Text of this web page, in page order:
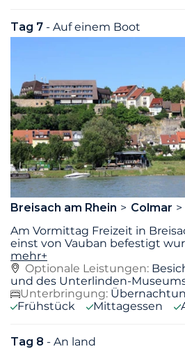
Tag 7 - Auf einem Boot
Breisach am Rhein Colmar
Am Vormittag Freizeit in
einst von Vauban befestigt
mehr+
Optionale Leistungen:
und des Unterlinden-
Unterbringung:
Frühstück
Mittagessen
Tag 8 - An land